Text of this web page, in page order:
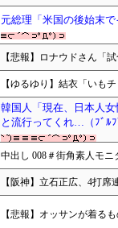
元総理「米国の後始末
【悲報】ロナウドさん「
【ゆるゆり】結衣「いも
韓国人「現在、日本人
と流行ってくれ…（ﾌﾞﾙ
中出し 008＃街角素人モ
【阪神】立石正広、4打
【悲報】オッサンが着る